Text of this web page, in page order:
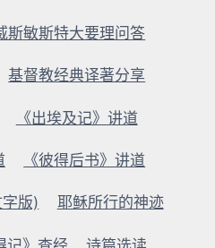
斯敏斯特大要理问答
基督教经典译著分享
《出埃及记》讲道
《彼得后书》讲道
版) 耶稣所行的神迹